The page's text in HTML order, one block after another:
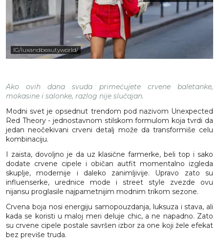
IG/luxandbeautyworld/
Ako ovih dana svuda primećujete crvene baletanke,
mokasine i salonke, razlog nije slučajan.
Modni svet je opsednut trendom pod nazivom Unexpected
Red Theory - jednostavnom stilskom formulom koja tvrdi da
jedan neočekivani crveni detalj može da transformiše celu
kombinaciju.
I zaista, dovoljno je da uz klasične farmerke, beli top i sako
dodate crvene cipele i običan autfit momentalno izgleda
skuplje, modernije i daleko zanimljivije. Upravo zato su
influenserke, urednice mode i street style zvezde ovu
nijansu proglasile najpametnijim modnim trikom sezone.
Crvena boja nosi energiju samopouzdanja, luksuza i stava, ali
kada se koristi u maloj meri deluje chic, a ne napadno. Zato
su crvene cipele postale savršen izbor za one koji žele efekat
bez previše truda.